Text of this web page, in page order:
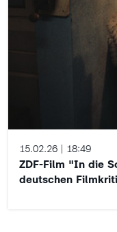
15.02.26 18:49
ZDF-Film "In die
deutschen